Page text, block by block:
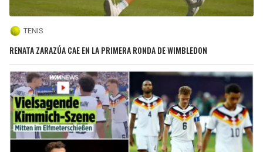
TENIS
RENATA ZARAZÚA CAE EN LA PRIMERA RONDA DE WIMBLEDON